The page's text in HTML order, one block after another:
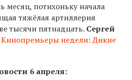
месяц, потихоньку начала
тяжёлая артиллерия
тысячи пятнадцать. Сергей
Кинопремьеры недели: Дикие
6 апреля: